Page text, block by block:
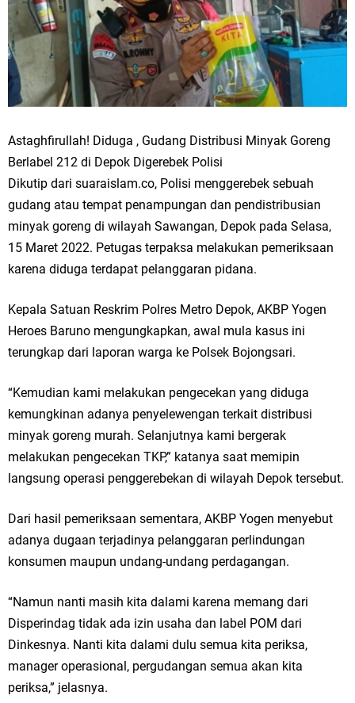
Astaghfirullah! Diduga , Gudang Distribusi Minyak Goreng
Berlabel 212 di Depok Digerebek Polisi
Dikutip dari suaraislam.co, Polisi menggerebek sebuah
gudang atau tempat penampungan dan pendistribusian
minyak goreng di wilayah Sawangan, Depok pada Selasa,
15 Maret 2022. Petugas terpaksa melakukan pemeriksaan
karena diduga terdapat pelanggaran pidana.
Kepala Satuan Reskrim Polres Metro Depok, AKBP Yogen
Heroes Baruno mengungkapkan, awal mula kasus ini
terungkap dari laporan warga ke Polsek Bojongsari.
“Kemudian kami melakukan pengecekan yang diduga
kemungkinan adanya penyelewengan terkait distribusi
minyak goreng murah. Selanjutnya kami bergerak
melakukan pengecekan TKP,” katanya saat memipin
langsung operasi penggerebekan di wilayah Depok tersebut.
Dari hasil pemeriksaan sementara, AKBP Yogen menyebut
adanya dugaan terjadinya pelanggaran perlindungan
konsumen maupun undang-undang perdagangan.
“Namun nanti masih kita dalami karena memang dari
Disperindag tidak ada izin usaha dan label POM dari
Dinkesnya. Nanti kita dalami dulu semua kita periksa,
manager operasional, pergudangan semua akan kita
periksa,” jelasnya.